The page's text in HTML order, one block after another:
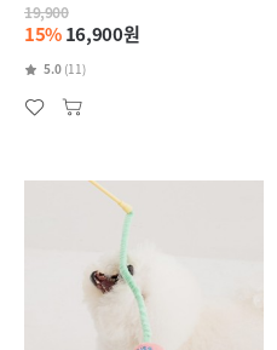
19,900
15%16,900원
5.0 (11)